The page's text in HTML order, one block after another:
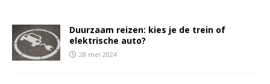
Duurzaam reizen: kies je de trein of
elektrische auto?
28 mei 2024